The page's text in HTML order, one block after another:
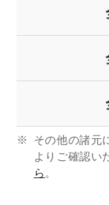
その他の諸元
よりご確認い
ら 。